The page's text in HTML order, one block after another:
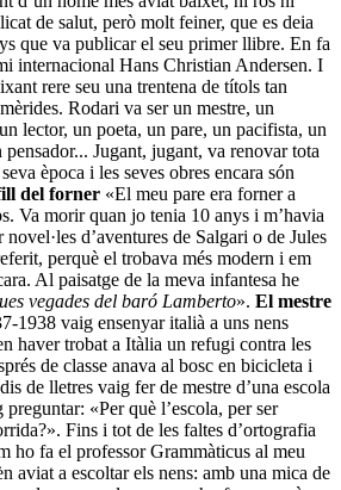
de salut, però molt feiner, que es deia
que va publicar el seu primer llibre. En fa
internacional Hans Christian Andersen. I
rere seu una trentena de títols tan
Rodari va ser un mestre, un
lector, un poeta, un pare, un pacifista, un
Jugant, jugant, va renovar tota
època i les seves obres encara són
del forner «El meu pare era forner a
Va morir quan jo tenia 10 anys i m’havia
d’aventures de Salgari o de Jules
perquè el trobava més modern i em
Al paisatge de la meva infantesa he
vegades del baró Lamberto». El mestre
1938 vaig ensenyar italià a uns nens
haver trobat a Itàlia un refugi contra les
de classe anava al bosc en bicicleta i
de lletres vaig fer de mestre d’una escola
«Per què l’escola, per ser
Fins i tot de les faltes d’ortografia
ho fa el professor Grammàticus al meu
aviat a escoltar els nens: amb una mica de